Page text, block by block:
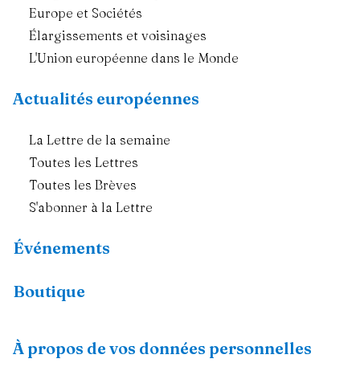
À propos de vos données personnelles
Europe et Sociétés
Élargissements et voisinages
L'Union européenne dans le Monde
Actualités européennes
La Lettre de la semaine
Toutes les Lettres
Toutes les Brèves
S'abonner à la Lettre
Événements
Boutique
Ressources